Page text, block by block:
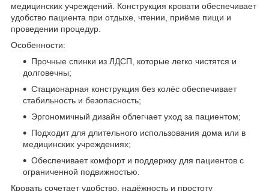
медицинских учреждений. Конструкция кровати обеспечивает
удобство пациента при отдыхе, чтении, приёме пищи и
проведении процедур.
Особенности:
Прочные спинки из ЛДСП, которые легко чистятся и
долговечны;
Стационарная конструкция без колёс обеспечивает
стабильность и безопасность;
Эргономичный дизайн облегчает уход за пациентом;
Подходит для длительного использования дома или в
медицинских учреждениях;
Обеспечивает комфорт и поддержку для пациентов с
ограниченной подвижностью.
Кровать сочетает удобство, надёжность и простоту